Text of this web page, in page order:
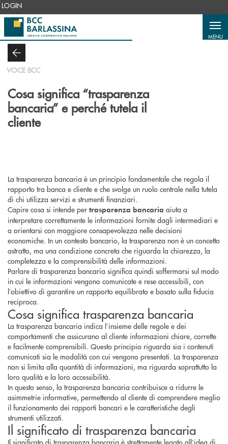
Salta al contenuto principale
LOGIN
MENU
VOCE BCC
Cosa significa “trasparenza
bancaria” e perché tutela il
cliente
La trasparenza bancaria è un principio fondamentale che regola il
rapporto tra banca e cliente e che svolge un ruolo centrale nella tutela
di chi utilizza servizi e strumenti finanziari.
Capire cosa si intende per trasparenza bancaria aiuta a
interpretare correttamente le informazioni fornite dagli intermediari e
a orientarsi con maggiore consapevolezza nelle decisioni
economiche. In un contesto bancario, la trasparenza non è un concetto
astratto, ma una condizione concreta che riguarda la chiarezza, la
completezza e la comprensibilità delle informazioni.
Parlare di trasparenza bancaria significa quindi soffermarsi sul modo
in cui le informazioni vengono comunicate e rese accessibili, con
l’obiettivo di garantire un rapporto equilibrato e basato sulla fiducia
reciproca.
Cosa significa trasparenza bancaria
La trasparenza bancaria indica l’insieme delle regole e dei
comportamenti che assicurano al cliente informazioni chiare, corrette
e facilmente comprensibili. Questo principio riguarda sia i contenuti
comunicati sia le modalità con cui vengono presentati. La trasparenza
non si limita alla quantità di informazioni, ma riguarda soprattutto la
loro qualità e la loro accessibilità.
In questo senso, la trasparenza bancaria contribuisce a ridurre le
asimmetrie informative, permettendo al cliente di comprendere meglio
il funzionamento dei rapporti bancari e le caratteristiche degli
strumenti utilizzati.
Il significato di trasparenza bancaria